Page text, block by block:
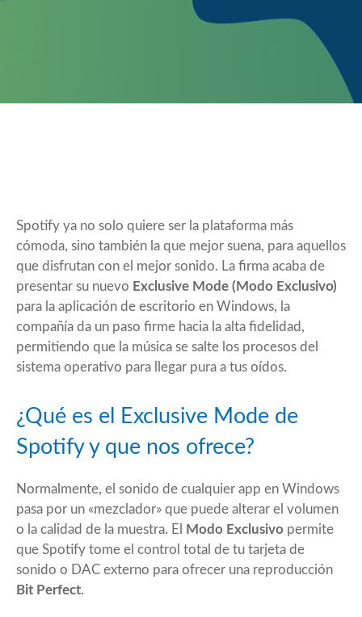
Spotify ya no solo quiere ser la plataforma más
cómoda, sino también la que mejor suena, para aquellos
que disfrutan con el mejor sonido. La firma acaba de
presentar su nuevo Exclusive Mode (Modo Exclusivo)
para la aplicación de escritorio en Windows, la
compañía da un paso firme hacia la alta fidelidad,
permitiendo que la música se salte los procesos del
sistema operativo para llegar pura a tus oídos.
¿Qué es el Exclusive Mode de
Spotify y que nos ofrece?
Normalmente, el sonido de cualquier app en Windows
pasa por un «mezclador» que puede alterar el volumen
o la calidad de la muestra. El
Modo Exclusivo permite
que Spotify tome el control total de tu tarjeta de
sonido o DAC externo para ofrecer una reproducción
Bit Perfect.